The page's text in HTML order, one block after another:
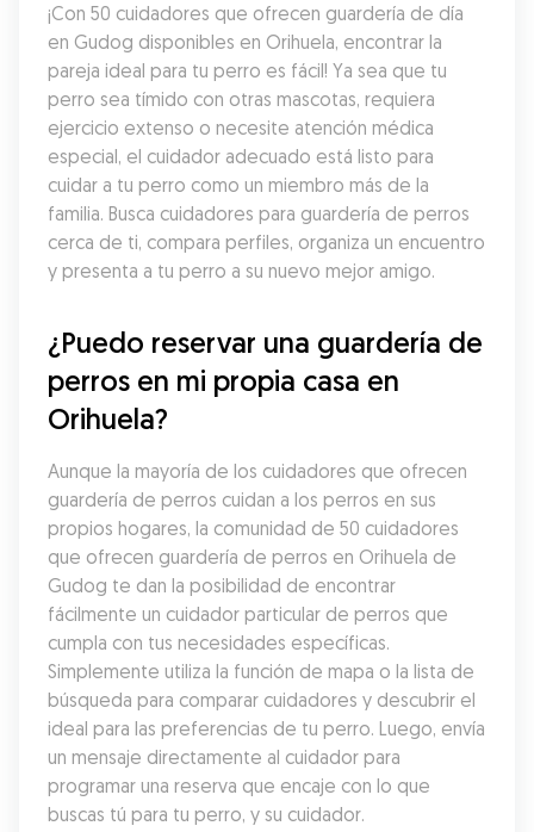
¡Con 50 cuidadores que ofrecen guardería de día
en Gudog disponibles en Orihuela, encontrar la
pareja ideal para tu perro es fácil! Ya sea que tu
perro sea tímido con otras mascotas, requiera
ejercicio extenso o necesite atención médica
especial, el cuidador adecuado está listo para
cuidar a tu perro como un miembro más de la
familia. Busca cuidadores para guardería de perros
cerca de ti, compara perfiles, organiza un encuentro
y presenta a tu perro a su nuevo mejor amigo.
¿Puedo reservar una guardería de
perros en mi propia casa en
Orihuela?
Aunque la mayoría de los cuidadores que ofrecen
guardería de perros cuidan a los perros en sus
propios hogares, la comunidad de 50 cuidadores
que ofrecen guardería de perros en Orihuela de
Gudog te dan la posibilidad de encontrar
fácilmente un cuidador particular de perros que
cumpla con tus necesidades específicas.
Simplemente utiliza la función de mapa o la lista de
búsqueda para comparar cuidadores y descubrir el
ideal para las preferencias de tu perro. Luego, envía
un mensaje directamente al cuidador para
programar una reserva que encaje con lo que
buscas tú para tu perro, y su cuidador.